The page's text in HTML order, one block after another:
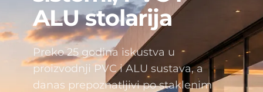
ALU stolarija
Preko 25 godina iskustva u
proizvodnji PVC i ALU sustava, a
danas prepoznatljivi po staklenim